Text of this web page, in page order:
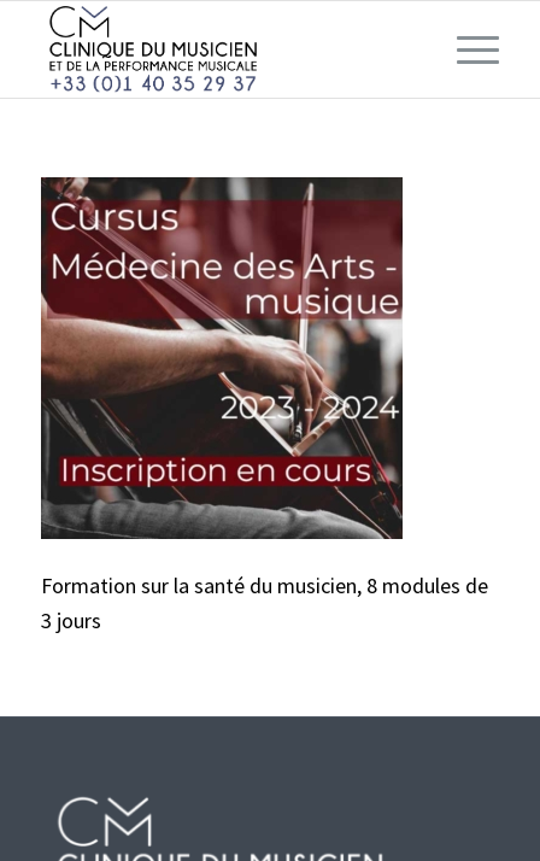
Formation sur la santé du musicien, 8 modules de
3 jours